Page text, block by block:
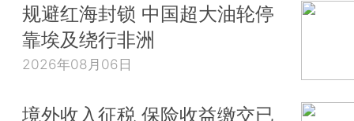
规避红海封锁 中国超大油轮停
靠埃及绕行非洲
2026年08月06日
境外收入征税 保险收益缴交已